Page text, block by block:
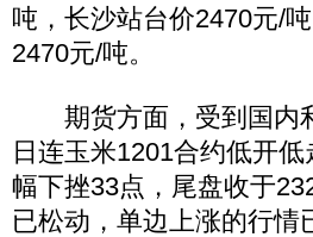
吨，长沙站台价2470元/
2470元/吨。
期货方面，受到国内
日连玉米1201合约低开
幅下挫33点，尾盘收于
已松动，单边上涨的行